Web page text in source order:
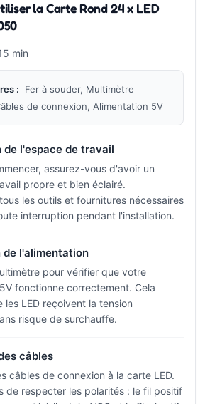
la Carte Rond 24 x LED
min
:
Fer à souder, Multimètre
de connexion, Alimentation 5V
de l'espace de travail
assurez-vous d'avoir un
propre et bien éclairé.
les outils et fournitures nécessaires
interruption pendant l'installation.
l'alimentation
pour vérifier que votre
fonctionne correctement. Cela
les LED reçoivent la tension
risque de surchauffe.
câbles
câbles de connexion à la carte LED.
de respecter les polarités : le fil positif